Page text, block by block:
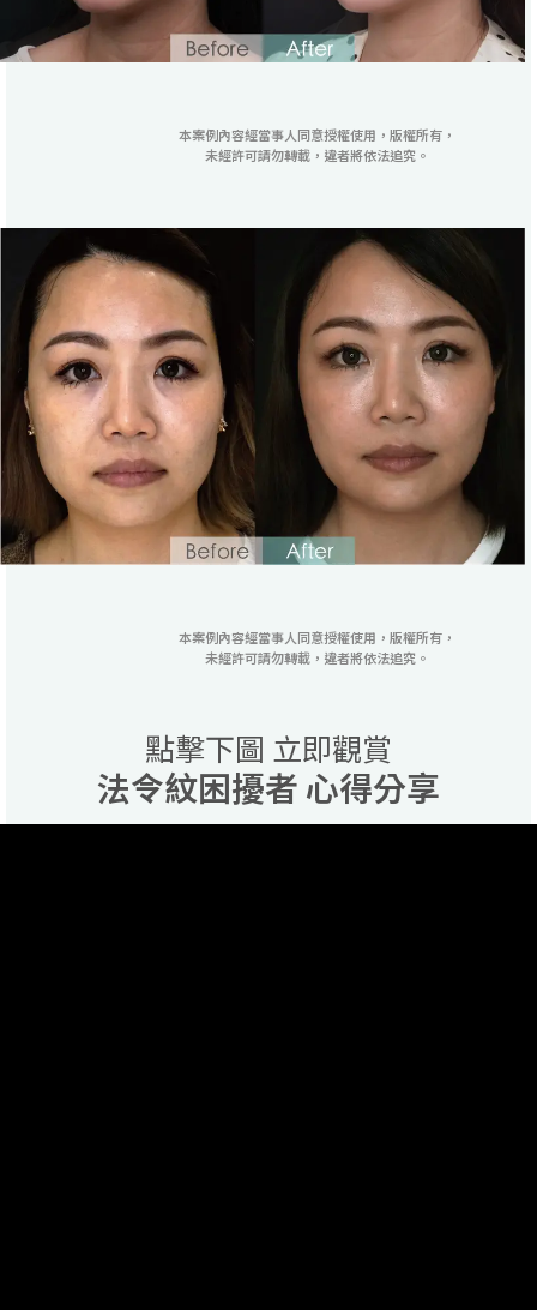
本案例內容經當事人同意授權使用，版權所有，
未經許可請勿轉載，違者將依法追究。
本案例內容經當事人同意授權使用，版權所有，
未經許可請勿轉載，違者將依法追究。
點擊下圖 立即觀賞
法令紋困擾者 心得分享